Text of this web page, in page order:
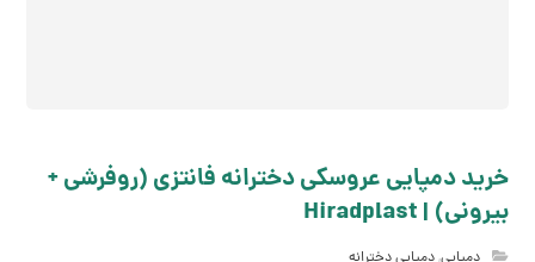
خرید دمپایی عروسکی دخترانه فانتزی (روفرشی +
بیرونی) | Hiradplast